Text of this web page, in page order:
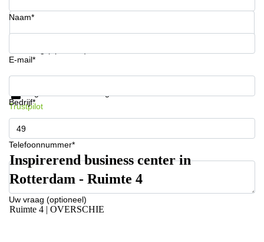
Hengelo
Nijmegen
Naam*
E-mail*
Bedrijf*
Telefoonnummer*
Uw vraag (optioneel)
Krijg informatie en prijzen
Trustpilot
Inspirerend business center in
Rotterdam - Ruimte 4
Ruimte 4 | OVERSCHIE